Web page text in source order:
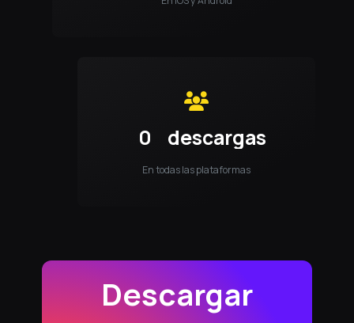
0 descargas
En todas las plataformas
Descargar